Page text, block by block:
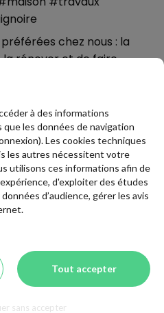
à des informations
les données de navigation
Les cookies techniques
les autres nécessitent votre
utilisons ces informations afin de
d'exploiter des études
d’audience, gérer les avis
sans accepter
Tout accepter